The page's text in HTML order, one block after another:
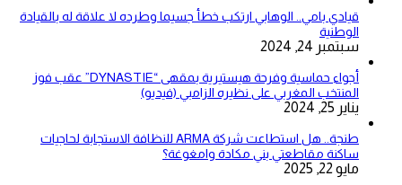
قيادي بامي.. الوهابي ارتكب خطأ جسيما وطرده لا علاقة له بالقيادة
الوطنية
سبتمبر 24, 2024
أجواء حماسية وفرحة هيستيرية بمقهى “DYNASTIE” عقب فوز
المنتخب المغربي على نظيره الزامبي (فيديو)
يناير 25, 2024
طنجة.. هل استطاعت شركة ARMA للنظافة الاستجابة لحاجيات
ساكنة مقاطعتي بني مكادة وامغوغة؟
مايو 22, 2025